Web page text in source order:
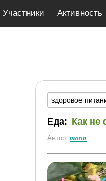
Участники Активность
Еда: Как не
Автор: moon